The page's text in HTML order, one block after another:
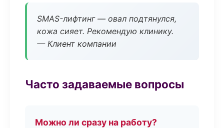
SMAS-лифтинг — овал подтянулся,
кожа сияет. Рекомендую клинику.
— Клиент компании
Часто задаваемые вопросы
Можно ли сразу на работу?